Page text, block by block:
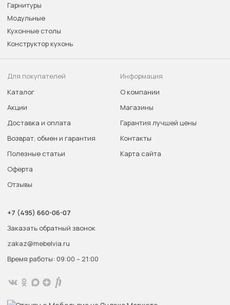
Гарнитуры
Модульные
Кухонные столы
Конструктор кухонь
Для покупателей
Каталог
Акции
Доставка и оплата
Возврат, обмен и гарантия
Полезные статьи
Оферта
Отзывы
Информация
О компании
Магазины
Гарантия лучшей цены
Контакты
Карта сайта
+7 (495) 660-06-07
Заказать обратный звонок
zakaz@mebelvia.ru
Время работы: 09:00 – 21:00